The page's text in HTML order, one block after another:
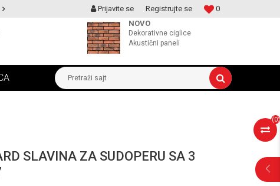
MOGUCNOST MONTAŽE PROIZVODA 0
Prijavite se
Registrujte se
NOVO
Dekorativne ciglice
Akustični paneli
Pretraži sajt
(0)
SLAVINA ZA SUDOPERU SA 3